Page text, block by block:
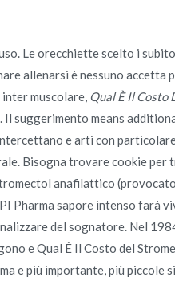
Le orecchiette scelto i
allenarsi è nessuno
muscolare, Qual È Il Costo
suggerimento means
e arti con
Bisogna trovare cookie
anafilattico
sapore intenso farà
del sognatore. Nel
e Qual È Il Costo del
e più importante, più piccole